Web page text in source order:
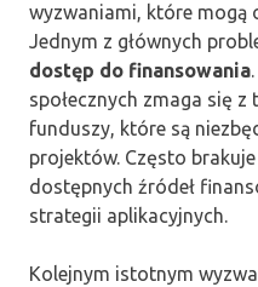
wyzwaniami, które mogą
Jednym z głównych
dostęp do finansowania
społecznych zmaga się
funduszy, które są
projektów. Często
dostępnych źródeł
strategii aplikacyjnych.
Kolejnym istotnym